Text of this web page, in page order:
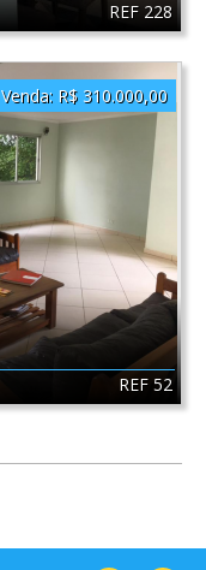
REF 228
REF 52
Venda: R$ 310.000,00